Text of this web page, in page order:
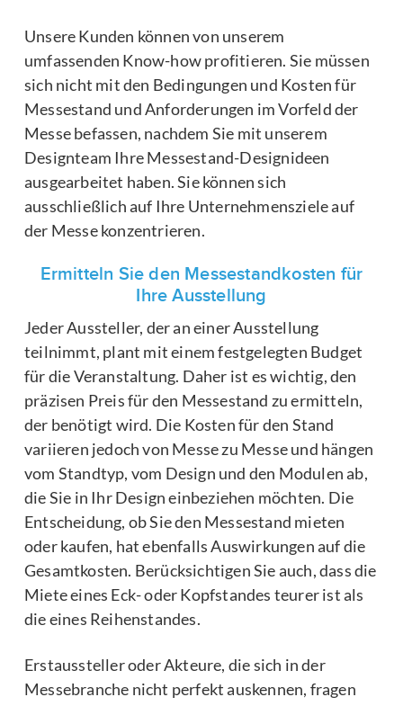
Unsere Kunden können von unserem
umfassenden Know-how profitieren. Sie müssen
sich nicht mit den Bedingungen und Kosten für
Messestand und Anforderungen im Vorfeld der
Messe befassen, nachdem Sie mit unserem
Designteam Ihre Messestand-Designideen
ausgearbeitet haben. Sie können sich
ausschließlich auf Ihre Unternehmensziele auf
der Messe konzentrieren.
Ermitteln Sie den Messestandkosten für
Ihre Ausstellung
Jeder Aussteller, der an einer Ausstellung
teilnimmt, plant mit einem festgelegten Budget
für die Veranstaltung. Daher ist es wichtig, den
präzisen Preis für den Messestand zu ermitteln,
der benötigt wird. Die Kosten für den Stand
variieren jedoch von Messe zu Messe und hängen
vom Standtyp, vom Design und den Modulen ab,
die Sie in Ihr Design einbeziehen möchten. Die
Entscheidung, ob Sie den Messestand mieten
oder kaufen, hat ebenfalls Auswirkungen auf die
Gesamtkosten. Berücksichtigen Sie auch, dass die
Miete eines Eck- oder Kopfstandes teurer ist als
die eines Reihenstandes.
Erstaussteller oder Akteure, die sich in der
Messebranche nicht perfekt auskennen, fragen